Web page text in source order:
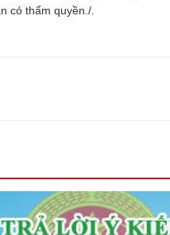
có thẩm quyền./.